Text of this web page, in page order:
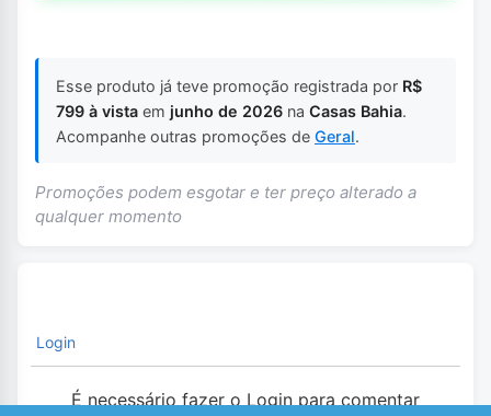
Esse produto já teve promoção registrada por R$
799 à vista em junho de 2026 na Casas Bahia.
Acompanhe outras promoções de Geral.
Promoções podem esgotar e ter preço alterado a
qualquer momento
Login
É necessário fazer o Login para comentar